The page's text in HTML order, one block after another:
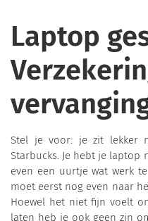
Laptop
Stel je voor: je zit lekker
Starbucks. Je hebt je laptop
even een uurtje wat werk
moet eerst nog even naar
Hoewel het niet fijn voelt
laten heb je ook geen zin